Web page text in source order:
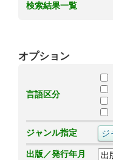
検索結果一覧
オプション
言語区分
ジャンル指定
出版／発行年月